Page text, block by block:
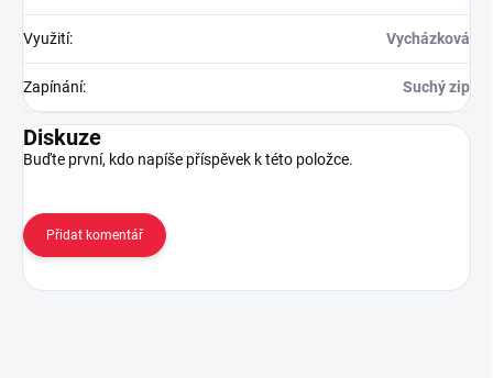
Využití: Vycházková
Zapínání: Suchý zip
Diskuze
Buďte první, kdo napíše příspěvek k této položce.
Přidat komentář